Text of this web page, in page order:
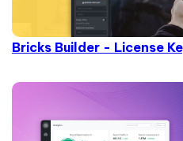
Bricks Builder - License